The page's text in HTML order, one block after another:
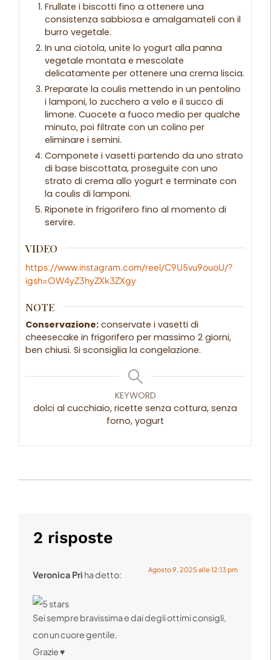
Frullate i biscotti fino a ottenere una
consistenza sabbiosa e amalgamateli con il
burro vegetale.
In una ciotola, unite lo yogurt alla panna
vegetale montata e mescolate
delicatamente per ottenere una crema liscia.
Preparate la coulis mettendo in un pentolino
i lamponi, lo zucchero a velo e il succo di
limone. Cuocete a fuoco medio per qualche
minuto, poi filtrate con un colino per
eliminare i semini.
Componete i vasetti partendo da uno strato
di base biscottata, proseguite con uno
strato di crema allo yogurt e terminate con
la coulis di lamponi.
Riponete in frigorifero fino al momento di
servire.
VIDEO
https://www.instagram.com/reel/C9U5vu9ouoU/?
igsh=OW4yZ3hyZXk3ZXgy
NOTE
Conservazione: conservate i vasetti di
cheesecake in frigorifero per massimo 2 giorni,
ben chiusi. Si sconsiglia la congelazione.
KEYWORD
dolci al cucchiaio, ricette senza cottura, senza
forno, yogurt
2 risposte
Veronica Pri ha detto: Agosto 9, 2025 alle 12:13 pm
Sei sempre bravissima e dai degli ottimi consigli,
con un cuore gentile.
Grazie ♥️